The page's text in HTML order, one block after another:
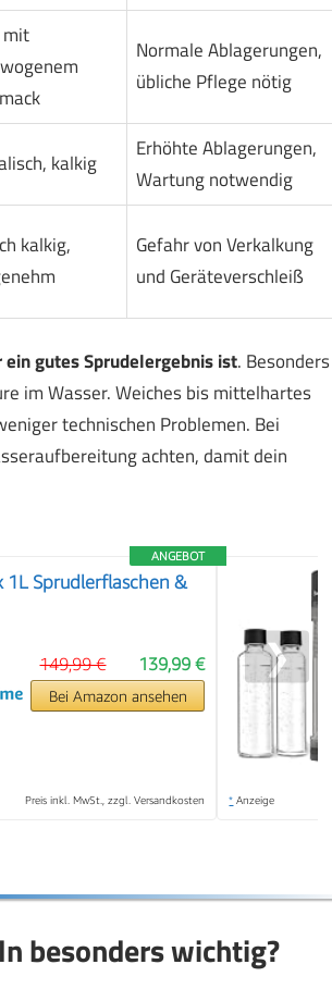
mit
Normale Ablagerungen,
übliche Pflege nötig
kalkig
Erhöhte Ablagerungen,
Wartung notwendig
kalkig,
Gefahr von Verkalkung
und Geräteverschleiß
gutes Sprudelergebnis ist. Besonders
im Wasser. Weiches bis mittelhartes
technischen Problemen. Bei
achten, damit dein
ANGEBOT
1L Sprudlerflaschen &
139,99 €
149,99 €
Bei Amazon ansehen
Preis inkl. MwSt., zzgl. Versandkosten * Anzeige
❯
besonders wichtig?